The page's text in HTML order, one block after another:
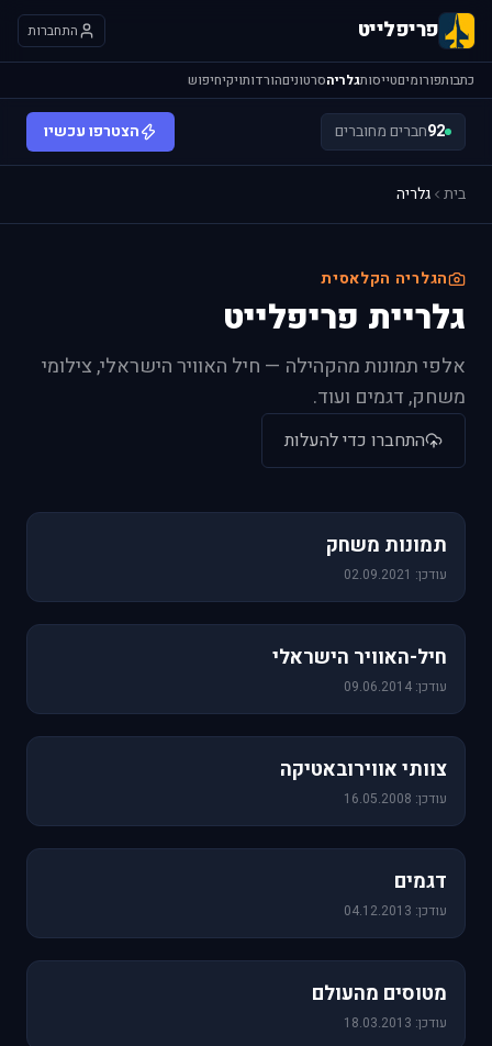
פריפלייט התחברות
כתבותפורומיםטייסותגלריהסרטוניםהורדותויקיחיפוש
92חברים מחוברים הצטרפו עכשיו
בית גלריה
הגלריה הקלאסית
גלריית פריפלייט
אלפי תמונות מהקהילה — חיל האוויר הישראלי, צילומי
משחק, דגמים ועוד.
התחברו כדי להעלות
תמונות משחק
עודכן: 02.09.2021
חיל-האוויר הישראלי
עודכן: 09.06.2014
צוותי אווירובאטיקה
עודכן: 16.05.2008
דגמים
עודכן: 04.12.2013
מטוסים מהעולם
עודכן: 18.03.2013